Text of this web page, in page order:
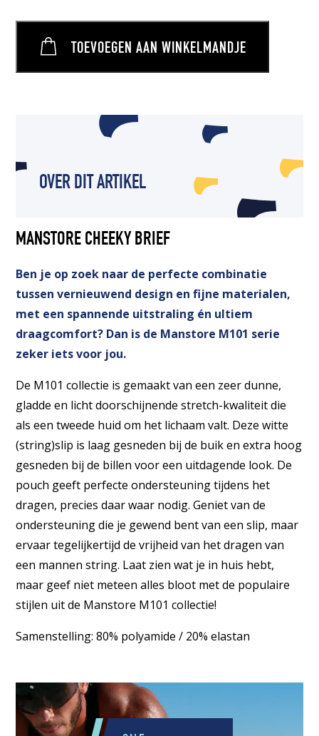
TOEVOEGEN AAN WINKELMANDJE
OVER DIT ARTIKEL
MANSTORE CHEEKY BRIEF
Ben je op zoek naar de perfecte combinatie
tussen vernieuwend design en fijne materialen,
met een spannende uitstraling én ultiem
draagcomfort? Dan is de Manstore M101 serie
zeker iets voor jou.
De M101 collectie is gemaakt van een zeer dunne,
gladde en licht doorschijnende stretch-kwaliteit die
als een tweede huid om het lichaam valt. Deze witte
(string)slip is laag gesneden bij de buik en extra hoog
gesneden bij de billen voor een uitdagende look. De
pouch geeft perfecte ondersteuning tijdens het
dragen, precies daar waar nodig. Geniet van de
ondersteuning die je gewend bent van een slip, maar
ervaar tegelijkertijd de vrijheid van het dragen van
een mannen string. Laat zien wat je in huis hebt,
maar geef niet meteen alles bloot met de populaire
stijlen uit de Manstore M101 collectie!
Samenstelling: 80% polyamide / 20% elastan